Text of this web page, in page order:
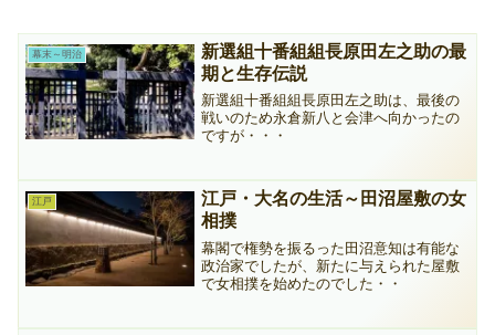
幕末～明治
新選組十番組組長原田左之助の最
期と生存伝説
新選組十番組組長原田左之助は、最後の
戦いのため永倉新八と会津へ向かったの
ですが・・・
江戸
江戸・大名の生活～田沼屋敷の女
相撲
幕閣で権勢を振るった田沼意知は有能な
政治家でしたが、新たに与えられた屋敷
で女相撲を始めたのでした・・